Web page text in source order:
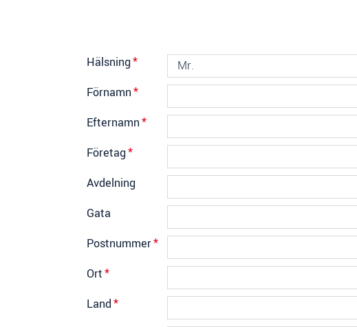
Hälsning*
Förnamn*
Efternamn*
Företag*
Avdelning
Gata
Postnummer*
Ort*
Land*